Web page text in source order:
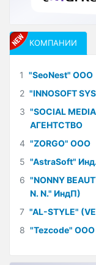
КОМПАНИИ
1 "SeoNest" ООО
2 "INNOSOFT
3 "SOCIAL
АГЕНТСТВО
4 "ZORGO" ООО
5 "AstraSoft"
6 "NONNY
N. N." ИндП)
7 "AL-STYLE"
8 "Tezcode" ООО